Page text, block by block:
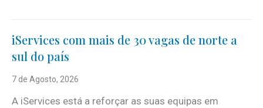
iServices com mais de 30 vagas de norte a
sul do país
7 de Agosto, 2026
A iServices está a reforçar as suas equipas em